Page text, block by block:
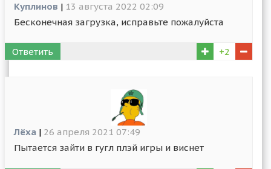
Куплинов | 13 августа 2022 02:09
Бесконечная загрузка, исправьте пожалуйста
Ответить +2
Лёха | 26 апреля 2021 07:49
Пытается зайти в гугл плэй игры и виснет